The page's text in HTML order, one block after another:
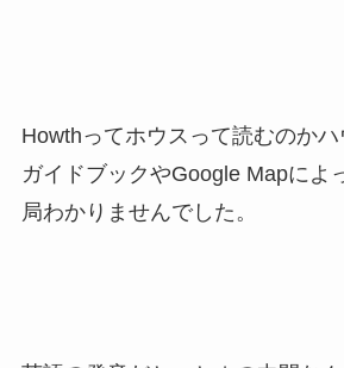
Howthってホウスって読むのか
ガイドブックやGoogle Mapによ
局わかりませんでした。